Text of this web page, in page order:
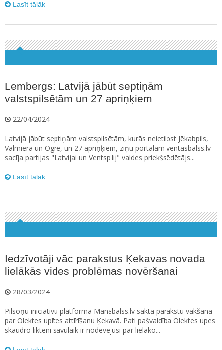
Lasīt tālāk
Lembergs: Latvijā jābūt septiņām
valstspilsētām un 27 apriņķiem
22/04/2024
Latvijā jābūt septiņām valstspilsētām, kurās neietilpst Jēkabpils,
Valmiera un Ogre, un 27 apriņķiem, ziņu portālam ventasbalss.lv
sacīja partijas "Latvijai un Ventspilij" valdes priekšsēdētājs...
Lasīt tālāk
Iedzīvotāji vāc parakstus Ķekavas novada
lielākās vides problēmas novēršanai
28/03/2024
Pilsoņu iniciatīvu platformā Manabalss.lv sākta parakstu vākšana
par Olektes upītes attīrīšanu Ķekavā. Pati pašvaldība Olektes upes
skaudro likteni savulaik ir nodēvējusi par lielāko...